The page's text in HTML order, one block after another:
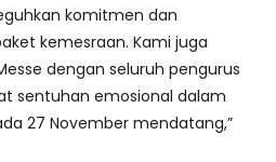
komitmen dan
kemesraan. Kami juga
dengan seluruh pengurus
sentuhan emosional dalam
27 November mendatang,”